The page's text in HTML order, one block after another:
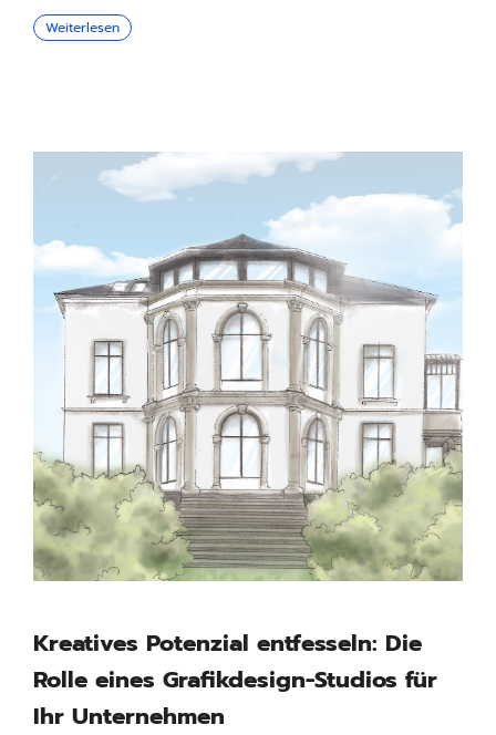
Weiterlesen
Kreatives Potenzial entfesseln: Die
Rolle eines Grafikdesign-Studios für
Ihr Unternehmen